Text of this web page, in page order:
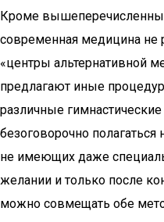
Кроме
современная медицина не
«центры альтернативной
предлагают иные
различные
безоговорочно
не имеющих даже
желании и только после
можно совмещать обе